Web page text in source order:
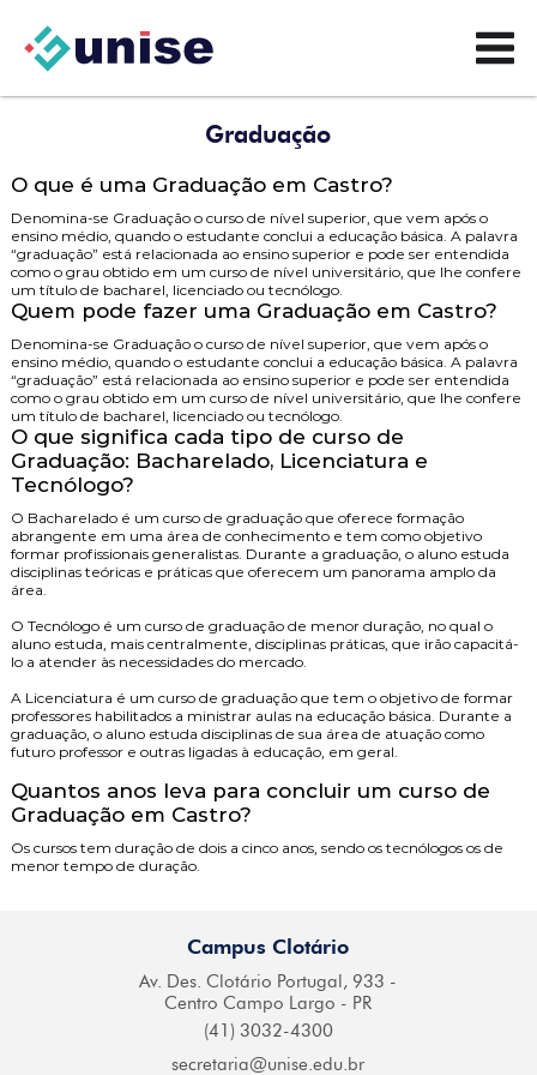
Graduação
O que é uma Graduação em Castro?
Denomina-se Graduação o curso de nível superior, que vem após o
ensino médio, quando o estudante conclui a educação básica. A palavra
“graduação” está relacionada ao ensino superior e pode ser entendida
como o grau obtido em um curso de nível universitário, que lhe confere
um título de bacharel, licenciado ou tecnólogo.
Quem pode fazer uma Graduação em Castro?
Denomina-se Graduação o curso de nível superior, que vem após o
ensino médio, quando o estudante conclui a educação básica. A palavra
“graduação” está relacionada ao ensino superior e pode ser entendida
como o grau obtido em um curso de nível universitário, que lhe confere
um título de bacharel, licenciado ou tecnólogo.
O que significa cada tipo de curso de
Graduação: Bacharelado, Licenciatura e
Tecnólogo?
O Bachareladoé um curso de graduação que oferece formação
abrangente em uma área de conhecimento e tem como objetivo
formar profissionais generalistas. Durante a graduação, o aluno estuda
disciplinas teóricas e práticas que oferecem um panorama amplo da
área.
O Tecnólogoé um curso de graduação de menor duração, no qual o
aluno estuda, mais centralmente, disciplinas práticas, que irão capacitá-
lo a atender às necessidades do mercado.
A Licenciatura é um curso de graduação que tem o objetivo de formar
professores habilitados a ministrar aulas na educação básica. Durante a
graduação, o aluno estuda disciplinas de sua área de atuação como
futuro professor e outras ligadas à educação, em geral.
Quantos anos leva para concluir um curso de
Graduação em Castro?
Os cursos tem duração de dois a cinco anos, sendo os tecnólogos os de
menor tempo de duração.
Campus Clotário
Av. Des. Clotário Portugal, 933 -
Centro Campo Largo - PR
(41) 3032-4300
secretaria@unise.edu.br